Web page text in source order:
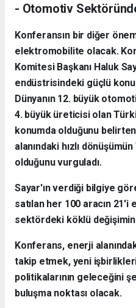
- Otomotiv
Konferansın bir diğer
elektromobilite olacak.
Komitesi Başkanı Haluk
endüstrisindeki güçlü
Dünyanın 12. büyük
4. büyük üreticisi olan
konumda olduğunu
alanındaki hızlı
olduğunu vurguladı.
Sayar'ın verdiği bilgiye
satılan her 100 aracın 21'i
sektördeki köklü
Konferans, enerji
takip etmek, yeni
politikalarının geleceğini
buluşma noktası olacak.